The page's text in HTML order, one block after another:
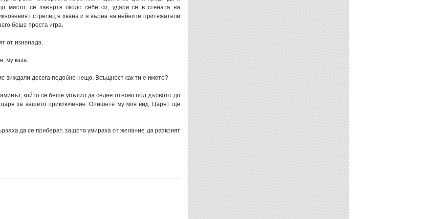
място, се завъртя около себе си, удари се в стената на
стрелец я хвана и я върна на нейните притежатели
беше проста игра.
от изненада.
му каза:
досега подобно нещо. Всъщност как ти е името?
който се беше упътил да седне отново под дървото до
за вашето приключение. Опишете му моя вид. Царят ще
да се приберат, защото умираха от желание да разкрият